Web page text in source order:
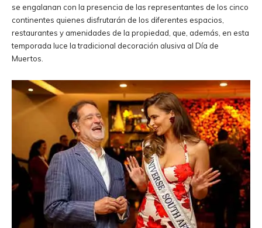
se engalanan con la presencia de las representantes de los cinco
continentes quienes disfrutarán de los diferentes espacios,
restaurantes y amenidades de la propiedad, que, además, en esta
temporada luce la tradicional decoración alusiva al Día de
Muertos.